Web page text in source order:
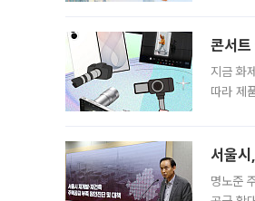
콘서
지금 화
따라 제
서울
명노준